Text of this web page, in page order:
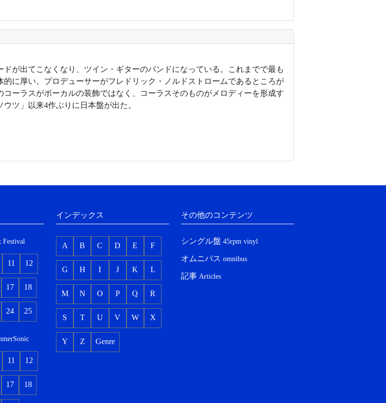
ドが出てこなくなり、ツイン・ギターのバンドになっている。これまでで最も
的に厚い。プロデューサーがフレドリック・ノルドストロームであるところが
コーラスがボーカルの装飾ではなく、コーラスそのものがメロディーを形成す
ツ」以来4作ぶりに日本盤が出た。
Festival
11 12
17 18
24 25
11 12
17 18
インデックス
A B C D E F
G H I J K L
M N O P Q R
S T U V W X
Y Z Genre
その他のコンテンツ
シングル盤 45rpm vinyl
オムニバス omnibus
記事 Articles